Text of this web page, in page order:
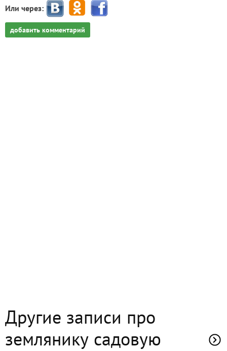
Или через:
добавить комментарий
Другие записи про
землянику садовую